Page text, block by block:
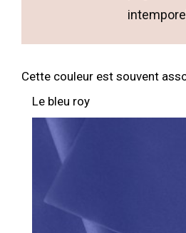
Cette couleur est souvent
Le bleu roy